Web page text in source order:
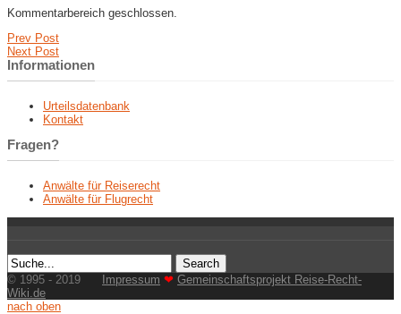
Kommentarbereich geschlossen.
Prev Post
Next Post
Informationen
Urteilsdatenbank
Kontakt
Fragen?
Anwälte für Reiserecht
Anwälte für Flugrecht
© 1995 - 2019 Impressum ❤ Gemeinschaftsprojekt Reise-Recht-
Wiki.de
nach oben